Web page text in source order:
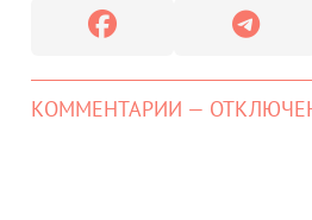
КОММЕНТАРИИ —